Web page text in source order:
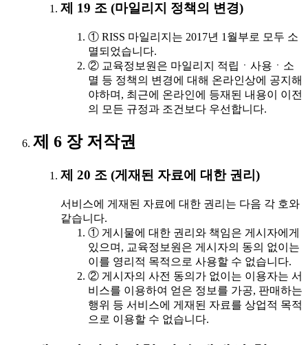
제 19 조 (마일리지 정책의 변경)
① RISS 마일리지는 2017년 1월부로 모두 소
멸되었습니다.
② 교육정보원은 마일리지 적립ㆍ사용ㆍ소
멸 등 정책의 변경에 대해 온라인상에 공지해
야하며, 최근에 온라인에 등재된 내용이 이전
의 모든 규정과 조건보다 우선합니다.
제 6 장 저작권
제 20 조 (게재된 자료에 대한 권리)
서비스에 게재된 자료에 대한 권리는 다음 각 호와
같습니다.
① 게시물에 대한 권리와 책임은 게시자에게
있으며, 교육정보원은 게시자의 동의 없이는
이를 영리적 목적으로 사용할 수 없습니다.
② 게시자의 사전 동의가 없이는 이용자는 서
비스를 이용하여 얻은 정보를 가공, 판매하는
행위 등 서비스에 게재된 자료를 상업적 목적
으로 이용할 수 없습니다.